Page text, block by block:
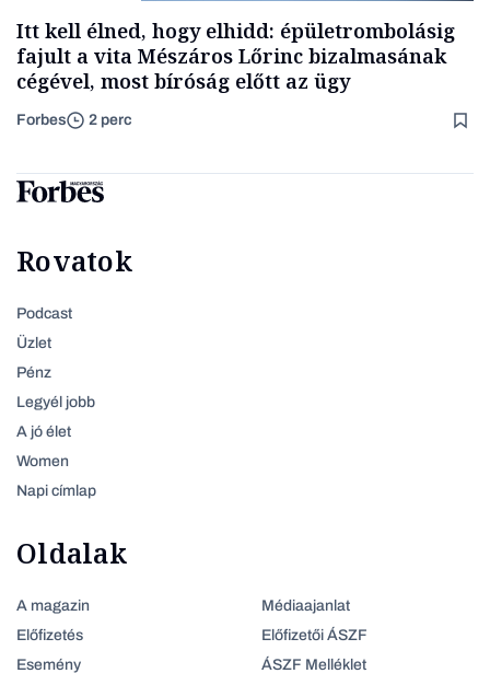
Itt kell élned, hogy elhidd: épületrombolásig
fajult a vita Mészáros Lőrinc bizalmasának
cégével, most bíróság előtt az ügy
Forbes 2 perc
Rovatok
Podcast
Üzlet
Pénz
Legyél jobb
A jó élet
Women
Napi címlap
Oldalak
A magazin
Előfizetés
Esemény
Médiaajanlat
Előfizetői ÁSZF
ÁSZF Melléklet